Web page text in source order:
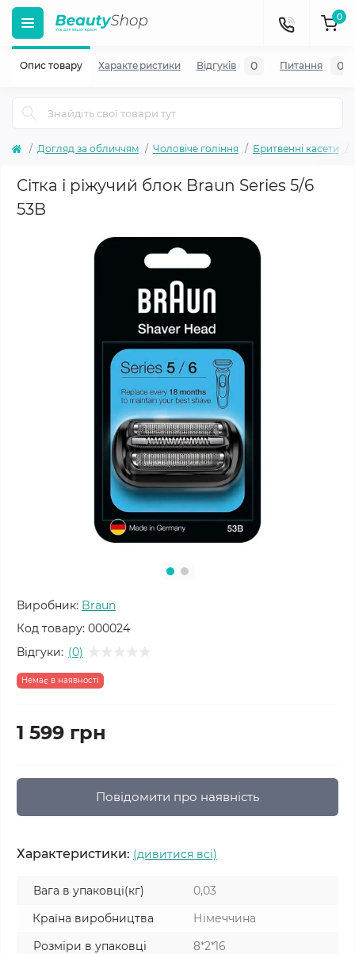
0
Догляд за обличчям Чоловіче гоління Бритвенні касети
Сітка і ріжучий блок Braun Series 5/6
53B
Виробник: Braun
Код товару: 000024
Відгуки: (0)
Немає в наявності
1 599 грн
Повідомити про наявність
Характеристики: (дивитися всі)
Вага в упаковці(кг)
0,03
Країна виробництва
Німеччина
Розміри в упаковці
8*2*16
Опис товару Характеристики Відгуків 0 Питання 0